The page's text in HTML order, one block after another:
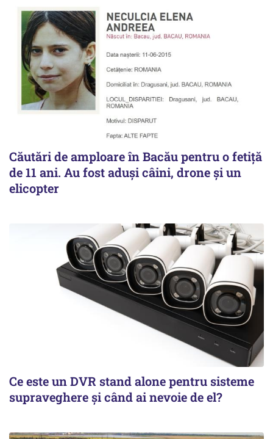
Căutări de amploare în Bacău pentru o fetiță
de 11 ani. Au fost aduși câini, drone și un
elicopter
Ce este un DVR stand alone pentru sisteme
supraveghere și când ai nevoie de el?